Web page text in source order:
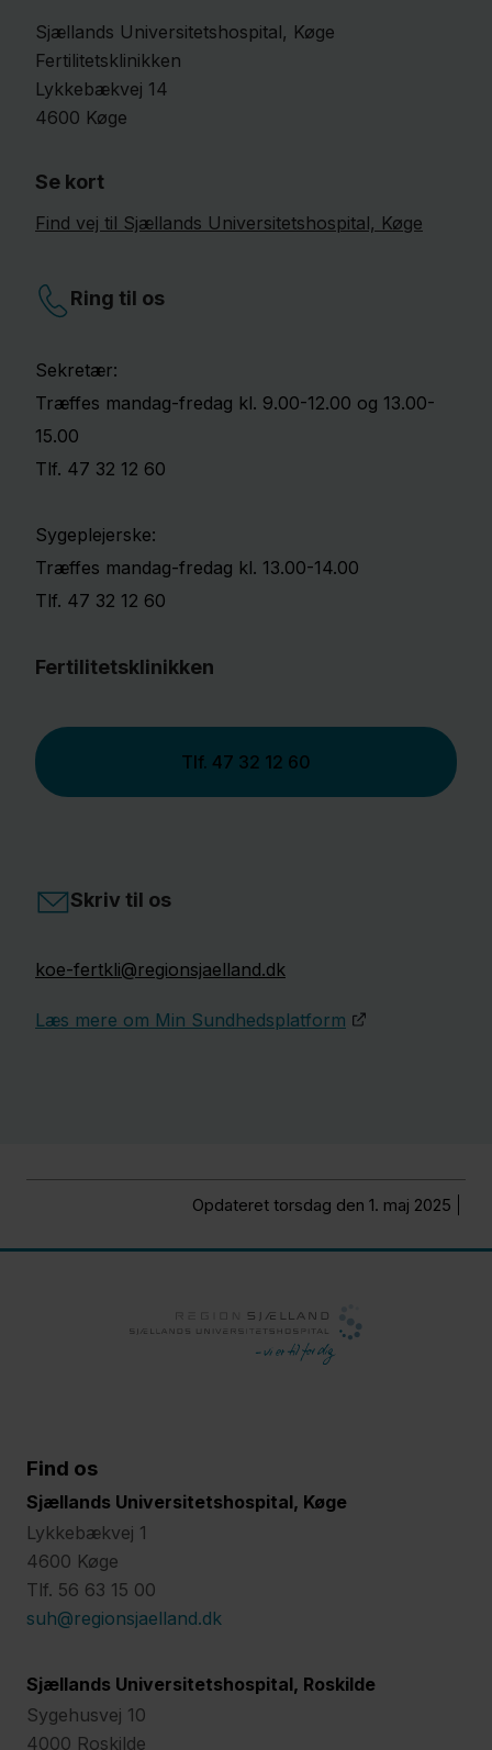
Sjællands Universitetshospital, Køge
Fertilitetsklinikken
Lykkebækvej 14
4600 Køge
Se kort
Find vej til Sjællands Universitetshospital, Køge
Ring til os
Sekretær:
Træffes mandag-fredag kl. 9.00-12.00 og 13.00-
15.00
Tlf. 47 32 12 60
Sygeplejerske:
Træffes mandag-fredag kl. 13.00-14.00
Tlf. 47 32 12 60
Fertilitetsklinikken
Tlf. 47 32 12 60
Skriv til os
koe-fertkli@regionsjaelland.dk
Læs mere om Min Sundhedsplatform
Opdateret torsdag den 1. maj 2025
Find os
Sjællands Universitetshospital, Køge
Lykkebækvej 1
4600 Køge
Tlf. 56 63 15 00
suh@regionsjaelland.dk
Sjællands Universitetshospital, Roskilde
Sygehusvej 10
4000 Roskilde